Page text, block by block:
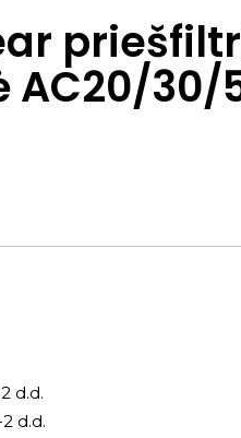
AC20/30/
d.d.
d.d.